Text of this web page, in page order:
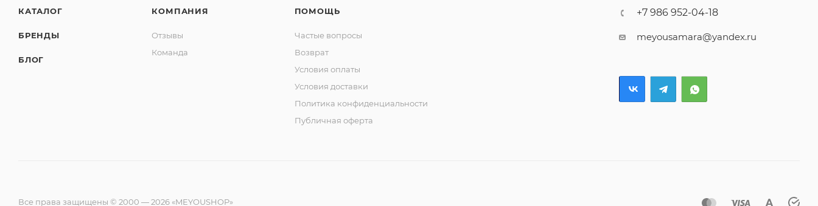
КАТАЛОГ
БРЕНДЫ
БЛОГ
КОМПАНИЯ
Отзывы
Команда
ПОМОЩЬ
Частые вопросы
Возврат
Условия оплаты
Условия доставки
Политика конфиденциальности
Публичная оферта
+7 986 952-04-18
meyousamara@yandex.ru
Все права защищены © 2000 — 2026 «MEYOUSHOP»